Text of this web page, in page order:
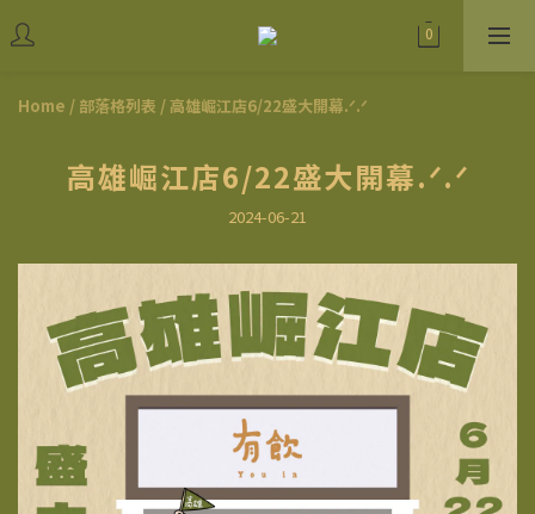
Home / 部落格列表 /高雄崛江店6/22盛大開幕.ᐟ.ᐟ
高雄崛江店6/22盛大開幕.ᐟ.ᐟ
2024-06-21